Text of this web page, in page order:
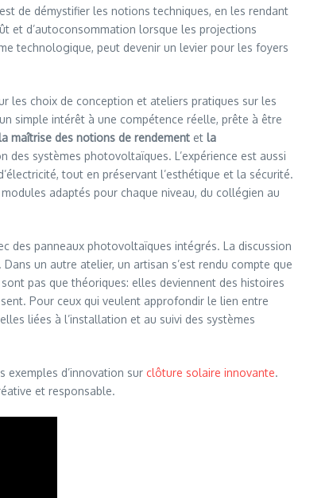
de démystifier les notions techniques, en les rendant
et d’autoconsommation lorsque les projections
technologique, peut devenir un levier pour les foyers
les choix de conception et ateliers pratiques sur les
simple intérêt à une compétence réelle, prête à être
maîtrise des notions de rendement et la
systèmes photovoltaïques. L’expérience est aussi
tout en préservant l’esthétique et la sécurité.
adaptés pour chaque niveau, du collégien au
des panneaux photovoltaïques intégrés. La discussion
un autre atelier, un artisan s’est rendu compte que
pas que théoriques: elles deviennent des histoires
Pour ceux qui veulent approfondir le lien entre
liées à l’installation et au suivi des systèmes
exemples d’innovation sur clôture solaire innovante.
et responsable.